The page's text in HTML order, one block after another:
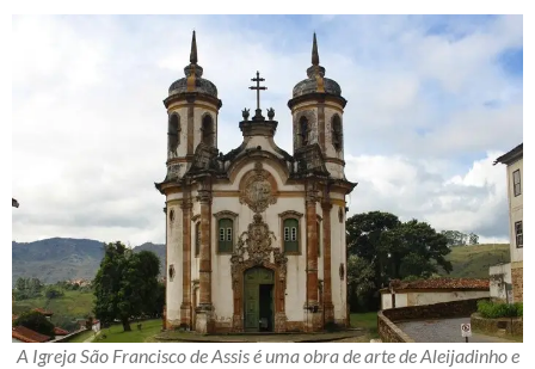
A Igreja São Francisco de Assis é uma obra de arte de Aleijadinho e